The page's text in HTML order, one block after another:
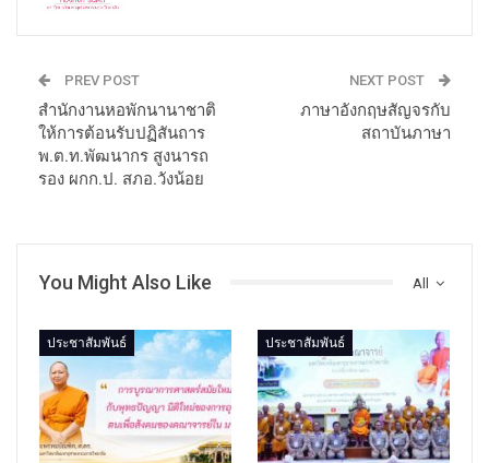
PREV POST
สำนักงานหอพักนานาชาติ
ให้การต้อนรับปฏิสันถาร
พ.ต.ท.พัฒนากร สูงนารถ
รอง ผกก.ป. สภอ.วังน้อย
NEXT POST
ภาษาอังกฤษสัญจรกับ
สถาบันภาษา
All
You Might Also Like
ประชาสัมพันธ์ ประชาสัมพันธ์